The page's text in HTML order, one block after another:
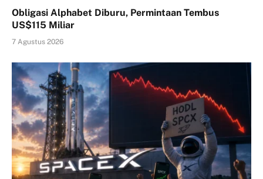
Obligasi Alphabet Diburu, Permintaan Tembus
US$115 Miliar
7 Agustus 2026